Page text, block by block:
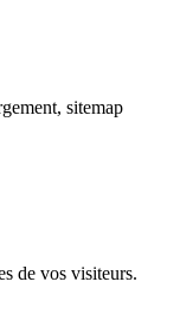
sitemap
de vos visiteurs.